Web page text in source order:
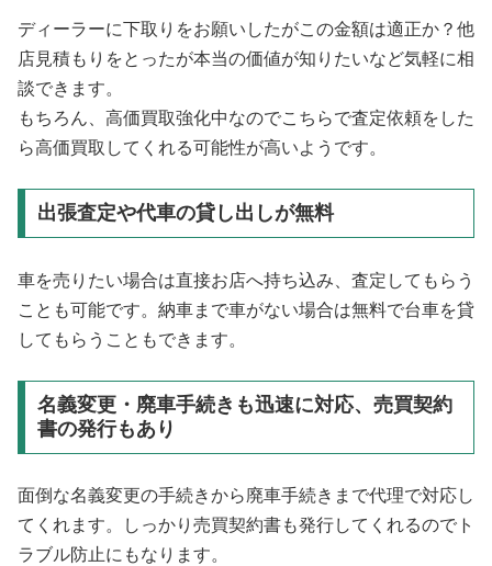
ディーラーに下取りをお願いしたがこの金額は適正か？他
店見積もりをとったが本当の価値が知りたいなど気軽に相
談できます。
もちろん、高価買取強化中なのでこちらで査定依頼をした
ら高価買取してくれる可能性が高いようです。
出張査定や代車の貸し出しが無料
車を売りたい場合は直接お店へ持ち込み、査定してもらう
ことも可能です。納車まで車がない場合は無料で台車を貸
してもらうこともできます。
名義変更・廃車手続きも迅速に対応、売買契約
書の発行もあり
面倒な名義変更の手続きから廃車手続きまで代理で対応し
てくれます。しっかり売買契約書も発行してくれるのでト
ラブル防止にもなります。